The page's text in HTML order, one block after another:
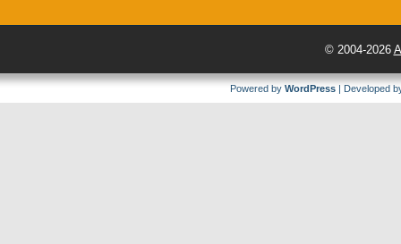
© 2004-2026
Powered by WordPress | Developed